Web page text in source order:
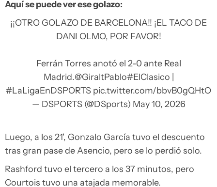
Aquí se puede ver ese golazo:
¡¡OTRO GOLAZO DE BARCELONA!! ¡EL TACO DE
DANI OLMO, POR FAVOR!
Ferrán Torres anotó el 2-0 ante Real
Madrid.@GiraltPablo#ElClasico
#LaLigaEnDSPORTS pic.twitter.com/bbvB0gQHtO
— DSPORTS (@DSports) May 10, 2026
Luego, a los 21', Gonzalo García tuvo el descuento
tras gran pase de Asencio, pero se lo perdió solo.
Rashford tuvo el tercero a los 37 minutos, pero
Courtois tuvo una atajada memorable.